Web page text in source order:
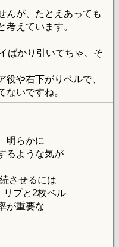
んが、たとえあっても
考えています。
ばかり引いてちゃ、そ
や右下がりベルで、
ないですね。
明らかに
るような気が
させるには
リプと2枚ベル
が重要な